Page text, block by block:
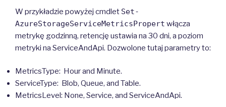
W przykładzie powyżej cmdlet Set-
AzureStorageServiceMetricsPropert włącza
metrykę godzinną, retencję ustawia na 30 dni, a poziom
metryki na ServiceAndApi. Dozwolone tutaj parametry to:
MetricsType: Hour and Minute.
ServiceType: Blob, Queue, and Table.
MetricsLevel: None, Service, and ServiceAndApi.